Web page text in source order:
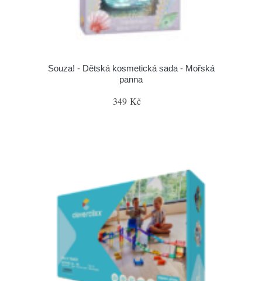
Souza! - Dětská kosmetická sada - Mořská
panna
349 Kč